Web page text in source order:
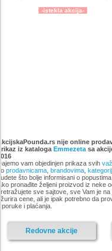
-istekla akcija-
katalog 2017
-istekla akcija-
nije online
iz kataloga Emmezetasa
vam objedinjen prikaza svih
prodavnicama, brandovima,
što bolje informisani o
pronađite željeni proizvod iz neke
sve sajtove, sve Vam je
cene, ali je ipak potrebno da
i plaćanja.
Redovne akcije